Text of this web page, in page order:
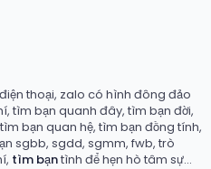
thoại, zalo có hình đông đảo
tìm bạn quanh đây, tìm bạn đời,
bạn quan hệ, tìm bạn đồng tính,
sgbb, sgdd, sgmm, fwb, trò
tìm bạntình để hẹn hò tâm sự...